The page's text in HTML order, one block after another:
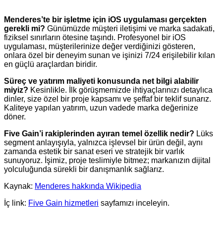
Menderes’te bir işletme için iOS uygulaması gerçekten
gerekli mi? Günümüzde müşteri iletişimi ve marka sadakati,
fiziksel sınırların ötesine taşındı. Profesyonel bir iOS
uygulaması, müşterilerinize değer verdiğinizi gösteren,
onlara özel bir deneyim sunan ve işinizi 7/24 erişilebilir kılan
en güçlü araçlardan biridir.
Süreç ve yatırım maliyeti konusunda net bilgi alabilir
miyiz? Kesinlikle. İlk görüşmemizde ihtiyaçlarınızı detaylıca
dinler, size özel bir proje kapsamı ve şeffaf bir teklif sunarız.
Kaliteye yapılan yatırım, uzun vadede marka değerinize
döner.
Five Gain’i rakiplerinden ayıran temel özellik nedir? Lüks
segment anlayışıyla, yalnızca işlevsel bir ürün değil, aynı
zamanda estetik bir sanat eseri ve stratejik bir varlık
sunuyoruz. İşimiz, proje teslimiyle bitmez; markanızın dijital
yolculuğunda sürekli bir danışmanlık sağlarız.
Kaynak: Menderes hakkında Wikipedia
İç link: Five Gain hizmetleri sayfamızı inceleyin.